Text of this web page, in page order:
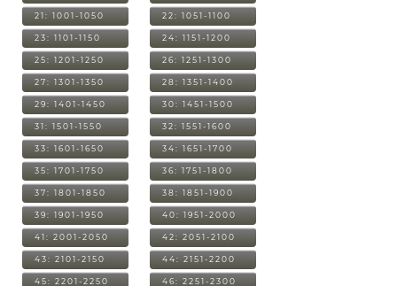
21: 1001-1050 22: 1051-1100
23: 1101-1150 24: 1151-1200
25: 1201-1250 26: 1251-1300
27: 1301-1350 28: 1351-1400
29: 1401-1450 30: 1451-1500
31: 1501-1550 32: 1551-1600
33: 1601-1650 34: 1651-1700
35: 1701-1750 36: 1751-1800
37: 1801-1850 38: 1851-1900
39: 1901-1950 40: 1951-2000
41: 2001-2050 42: 2051-2100
43: 2101-2150 44: 2151-2200
45: 2201-2250 46: 2251-2300